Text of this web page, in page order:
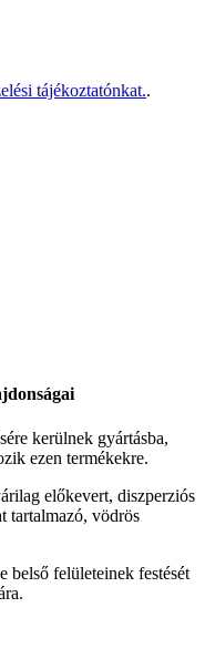
tájékoztatónkat..
kerülnek gyártásba,
ezen termékekre.
előkevert, diszperziós
tartalmazó, vödrös
belső felületeinek festését